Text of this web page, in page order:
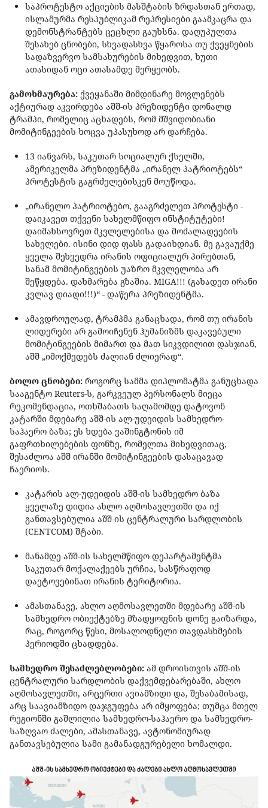
საპროტესტო აქციების მასშტაბის ზრდასთან ერთად,
ისლამურმა რესპუბლიკამ რეპრესიები გაამკაცრა და
დემონსტრანტებს ცეცხლი გაუხსნა. დაღუპულთა
შესახებ ცნობები, სხვადასხვა წყაროსა თუ ქვეყნების
სადაზვერვო სამსახურების მიხედვით, ხუთი
ათასიდან ოცი ათასამდე მერყეობს.
გამოხმაურება: ქვეყანაში მიმდინარე მოვლენებს
აქტიურად აკვირდება აშშ-ის პრეზიდენტი დონალდ
ტრამპი, რომელიც აცხადებს, რომ მშვიდობიანი
მომიტინგეების ხოცვა უპასუხოდ არ დარჩება.
13 იანვარს, საკუთარ სოციალურ ქსელში,
ამერიკელმა პრეზიდენტმა „ირანელ პატრიოტებს“
პროტესტის გაგრძელებისკენ მოუწოდა.
„ირანელო პატრიოტებო, გააგრძელეთ პროტესტი -
დაიკავეთ თქვენი სახელმწიფო ინსტიტუტები!
დაიმახსოვრეთ მკვლელებისა და მოძალადეების
სახელები. ისინი დიდ ფასს გადაიხდიან. მე გავაუქმე
ყველა შეხვედრა ირანის ოფიციალურ პირებთან,
სანამ მომიტინგეების უაზრო მკვლელობა არ
შეწყდება. დახმარება გზაშია. MIGA!!! (გახადეთ ირანი
კვლავ დიადი!!!)“ - დაწერა პრეზიდენტმა.
ამავდროულად, ტრამპმა განაცხადა, რომ თუ ირანის
ლიდერები არ გამოიჩენენ ჰუმანიზმს დაკავებული
მომიტინგეების მიმართ და მათ სიკვდილით დასჯიან,
აშშ „იმოქმედებს ძალიან ძლიერად“.
ბოლო ცნობები: როგორც სამმა დიპლომატმა განუცხადა
სააგენტო Reuters-ს, გარკვეულ პერსონალს მიეცა
რეკომენდაცია, ოთხშაბათს საღამომდე დატოვონ
კატარში მდებარე აშშ-ის ალ-უდეიდის სამხედრო-
საჰაერო ბაზა; ეს ხდება ვაშინგტონის იმ
გაფრთხილებების ფონზე, რომელთა მიხედვითაც,
შესაძლოა აშშ ირანში მომიტინგეების დასაცავად
ჩაერიოს.
კატარის ალ-უდეიდის აშშ-ის სამხედრო ბაზა
ყველაზე დიდია ახლო აღმოსავლეთში და იქ
განთავსებულია აშშ-ის ცენტრალური სარდლობის
(CENTCOM) შტაბი.
მანამდე აშშ-ის სახელმწიფო დეპარტამენტმა
საკუთარ მოქალაქეებს ურჩია, სასწრაფოდ
დაეტოვებინათ ირანის ტერიტორია.
ამასთანავე, ახლო აღმოსავლეთში მდებარე აშშ-ის
სამხედრო ობიექტებზე მზადყოფნის დონე გაიზარდა,
რაც, როგორც წესი, მოსალოდნელი თავდასხმების
პერიოდში ცხადდება.
სამხედრო შესაძლებლობები: ამ დროისთვის აშშ-ის
ცენტრალური სარდლობის დაქვემდებარებაში, ახლო
აღმოსავლეთში, არცერთი ავიამზიდი და, შესაბამისად,
არც საავიამზიდო დაჯგუფება არ იმყოფება; თუმცა მთელ
რეგიონში გაშლილია სამხედრო-საჰაერო და სამხედრო-
საზღვაო ძალები, ამასთანავე, ავტონომიურად
განთავსებულია სამი გამანადგურებელი ხომალდი.